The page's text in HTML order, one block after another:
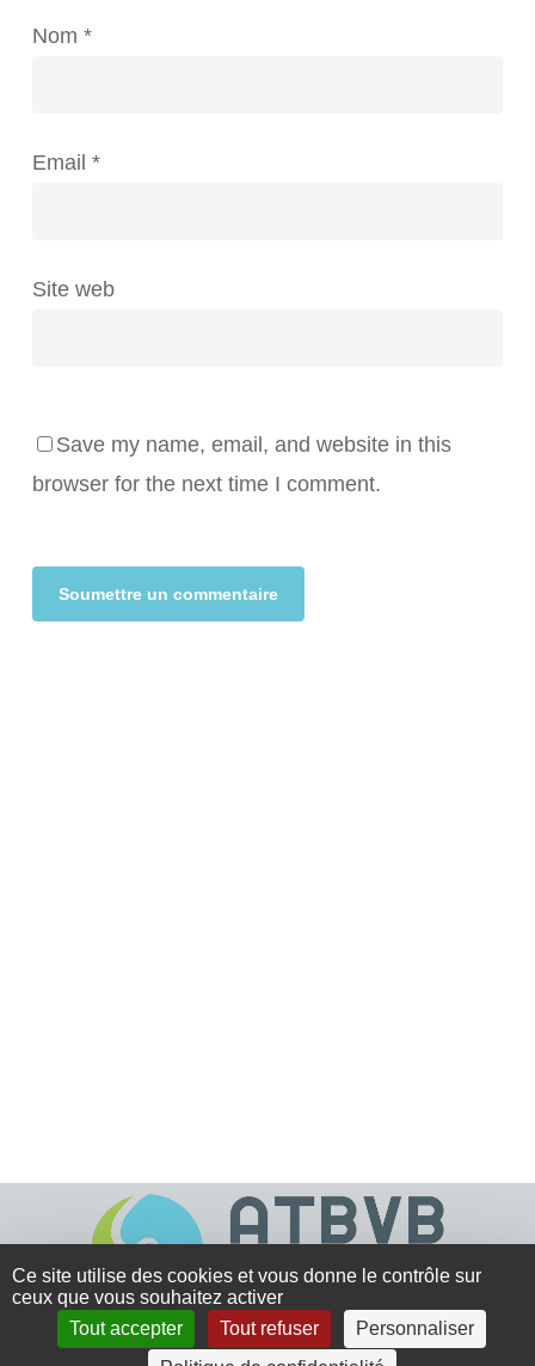
Nom *
Email *
Site web
Save my name, email, and website in this
browser for the next time I comment.
Ce site utilise des cookies et vous donne le contrôle sur
ceux que vous souhaitez activer
Tout accepter
Tout refuser
Personnaliser